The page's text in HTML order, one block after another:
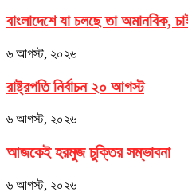
বাংলাদেশে যা চলছে তা অমানবিক,
৬ আগস্ট, ২০২৬
রাষ্ট্রপতি নির্বাচন ২০ আগস্ট
৬ আগস্ট, ২০২৬
আজকেই হরমুজ চুক্তির সম্ভাবনা
৬ আগস্ট, ২০২৬